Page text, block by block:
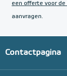
een offerte voor
aanvragen.
Contactpagina